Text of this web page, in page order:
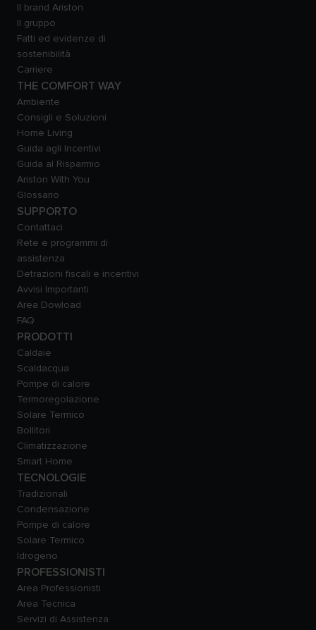
Il brand Ariston
Il gruppo
Fatti ed evidenze di
sostenibilità
Carriere
THE COMFORT WAY
Ambiente
Consigli e Soluzioni
Home Living
Guida agli Incentivi
Guida al Risparmio
Ariston With You
Glossario
SUPPORTO
Contattaci
Rete e programmi di
assistenza
Detrazioni fiscali e incentivi
Avvisi Importanti
Area Dowload
FAQ
PRODOTTI
Caldaie
Scaldacqua
Pompe di calore
Termoregolazione
Solare Termico
Bollitori
Climatizzazione
Smart Home
TECNOLOGIE
Tradizionali
Condensazione
Pompe di calore
Solare Termico
Idrogeno
PROFESSIONISTI
Area Professionisti
Area Tecnica
Servizi di Assistenza